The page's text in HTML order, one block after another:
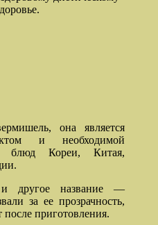
она является
и необходимой
блюд Кореи, Китая,
другое название —
за ее прозрачность,
после приготовления.